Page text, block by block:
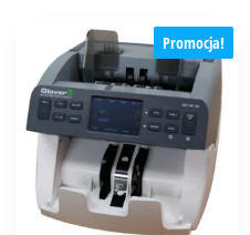
Promocja!